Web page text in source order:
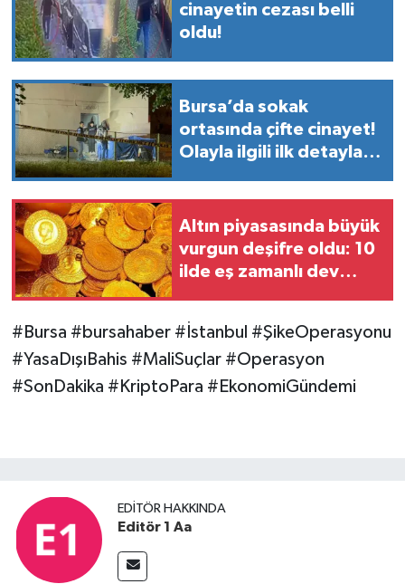
cinayetin cezası belli
oldu!
Bursa’da sokak
ortasında çifte cinayet!
Olayla ilgili ilk detaylar
Altın piyasasında büyük
vurgun deşifre oldu: 10
ilde eş zamanlı dev
#Bursa #bursahaber #İstanbul #ŞikeOperasyonu
#YasaDışıBahis #MaliSuçlar #Operasyon
#SonDakika #KriptoPara #EkonomiGündemi
EDITÖR HAKKINDA
Editör 1 Aa